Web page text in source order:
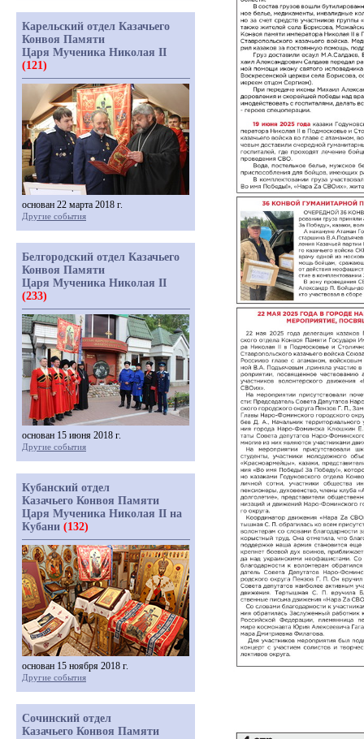
Карельский отдел Казачьего
Конвоя Памяти
Царя Мученика Николая II
(121)
основан 22 марта 2018 г.
Другие события
Белгородский отдел Казачьего
Конвоя Памяти
Царя Мученика Николая II
(233)
основан 15 июня 2018 г.
Другие события
Кубанский отдел
Казачьего Конвоя Памяти
Царя Мученика Николая II на
Кубани (132)
основан 15 ноября 2018 г.
Другие события
Сочинский отдел
Казачьего Конвоя Памяти